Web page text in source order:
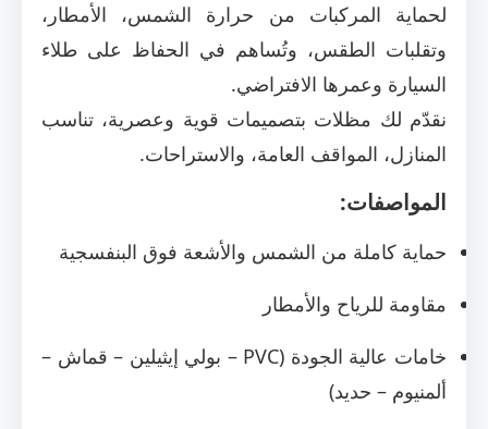
لحماية المركبات من حرارة الشمس، الأمطار،
وتقلبات الطقس، وتُساهم في الحفاظ على طلاء
السيارة وعمرها الافتراضي.
نقدّم لك مظلات بتصميمات قوية وعصرية، تناسب
المنازل، المواقف العامة، والاستراحات.
المواصفات:
حماية كاملة من الشمس والأشعة فوق البنفسجية
مقاومة للرياح والأمطار
خامات عالية الجودة (PVC – بولي إيثيلين – قماش –
ألمنيوم – حديد)